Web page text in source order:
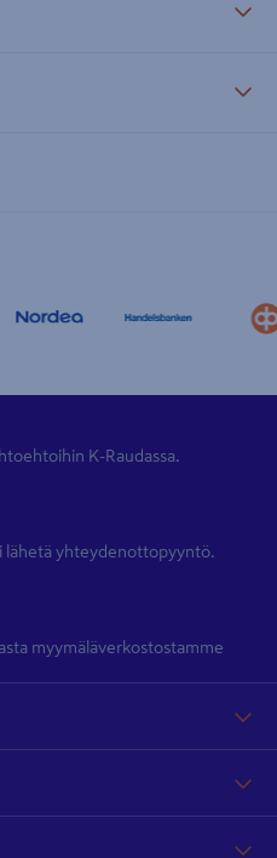
K-Raudassa.
lähetä yhteydenottopyyntö.
myymäläverkostostamme